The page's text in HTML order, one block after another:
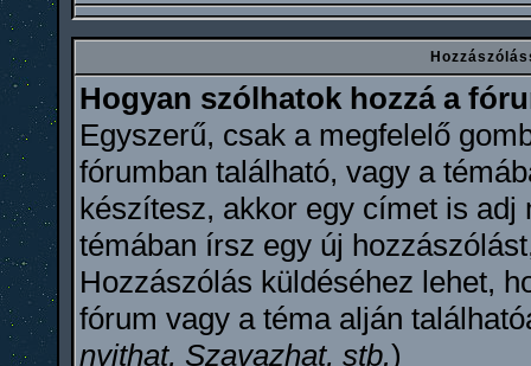
Hogyan szólhatok hozzá a
Egyszerű, csak a megfelelő
fórumban található, vagy a
készítesz, akkor egy címet is
témában írsz egy új
Hozzászólás küldéséhez lehet,
fórum vagy a téma alján
nyithat, Szavazhat, stb.)